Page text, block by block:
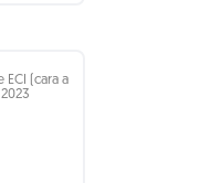
(cara a